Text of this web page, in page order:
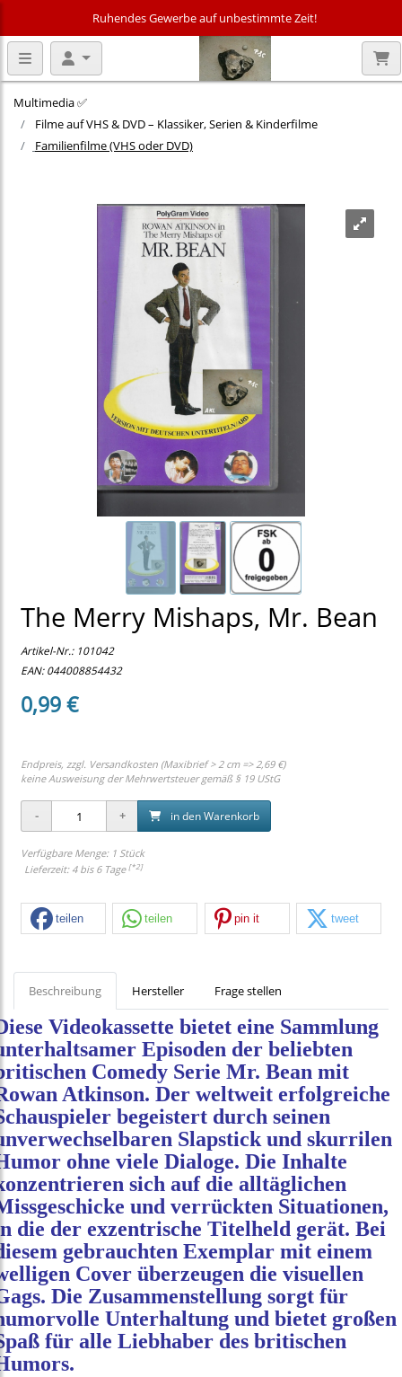
Ruhendes Gewerbe auf unbestimmte Zeit!
Multimedia ✅
Filme auf VHS & DVD – Klassiker, Serien & Kinderfilme
Familienfilme (VHS oder DVD)
The Merry Mishaps, Mr. Bean
Artikel-Nr.: 101042
EAN: 044008854432
0,99 €
Endpreis, zzgl. Versandkosten (Maxibrief > 2 cm => 2,69 €)
keine Ausweisung der Mehrwertsteuer gemäß § 19 UStG
in den Warenkorb
Verfügbare Menge: 1 Stück
Lieferzeit: 4 bis 6 Tage [*2]
teilen teilen pin it tweet
Beschreibung Hersteller Frage stellen
Videokassette bietet eine Sammlung
Episoden der beliebten
Comedy Serie Mr. Bean mit
Atkinson. Der weltweit erfolgreiche
begeistert durch seinen
Slapstick und skurrilen
ohne viele Dialoge. Die Inhalte
sich auf die alltäglichen
und verrückten Situationen,
die der exzentrische Titelheld gerät. Bei
gebrauchten Exemplar mit einem
Cover überzeugen die visuellen
Die Zusammenstellung sorgt für
Unterhaltung und bietet großen
für alle Liebhaber des britischen